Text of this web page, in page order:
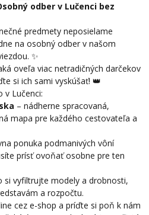
odber v Lučenci bez
predmety neposielame
na osobný odber v našom
✨
oveľa viac netradičných darčekov
si ich sami vyskúšať! 👑
v Lučenci:
– nádherne spracovaná,
mapa pre každého cestovateľa a
ponuka podmanivých vôní
prísť ovoňať osobne pre ten
si vyfiltrujte modely a drobnosti,
a rozpočtu.
cez e-shop a príďte si poň k nám